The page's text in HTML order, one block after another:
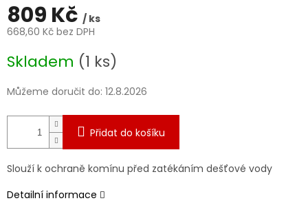
809 Kč / ks
668,60 Kč bez DPH
cena:
Skladem (1 ks)
Můžeme doručit do: 12.8.2026
Přidat do košíku
Slouží k ochraně komínu před zatékáním dešťové vody
Detailní informace